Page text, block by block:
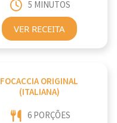
5 MINUTOS
VER RECEITA
FOCACCIA ORIGINAL
(ITALIANA)
6 PORÇÕES